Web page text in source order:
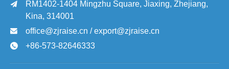

RM1402-1404 Mingzhu Square, Jiaxing, Zhejiang,
Kina, 314001
 office@zjraise.cn / export@zjraise.cn
 +86-573-82646333